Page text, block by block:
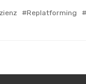
Replatforming